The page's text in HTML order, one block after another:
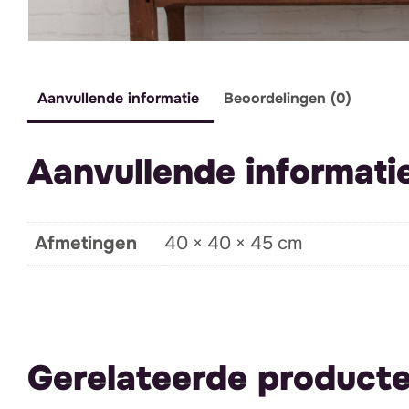
Aanvullende informatie Beoordelingen (0)
Aanvullende
Afmetingen 40 × 40 × 45 cm
Gerelateerde